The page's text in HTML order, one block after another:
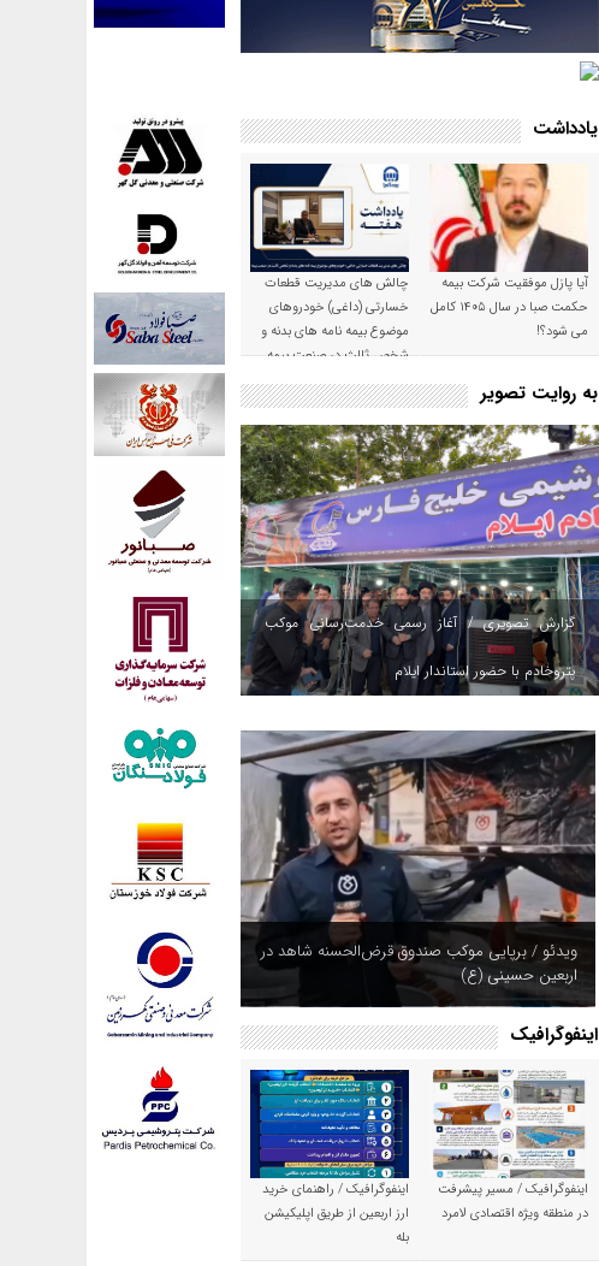
یادداشت
آیا پازل موفقیت شرکت بیمه
حکمت صبا در سال ۱۴۰۵ کامل
می شود؟!
چالش های مدیریت قطعات
خسارتی (داغی) خودروهای
موضوع بیمه نامه های بدنه و
شخص ثالث در صنعت بیمه
به روایت تصویر
گزارش تصویری / آغاز رسمی خدمت‌رسانی موکب
پتروخادم با حضور استاندار ایلام
ویدئو / برپایی موکب صندوق قرض‌الحسنه شاهد در
اربعین حسینی (ع)
اینفوگرافیک
اینفوگرافیک / مسیر پیشرفت
در منطقه ویژه اقتصادی لامرد
اینفوگرافیک / راهنمای خرید
ارز اربعین از طریق اپلیکیشن
بله